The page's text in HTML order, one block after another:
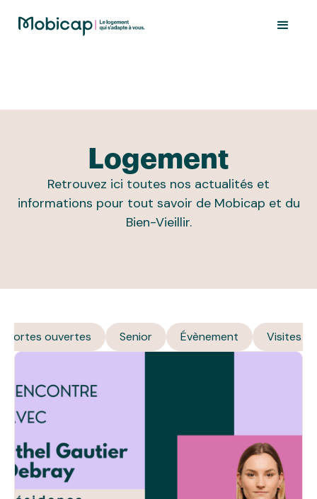
Logement
Retrouvez ici toutes nos actualités et
informations pour tout savoir de Mobicap et du
Bien-Vieillir.
Portes ouvertes Senior Évènement Visites